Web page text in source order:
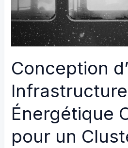
questions
avant
de
un
fournisseur
d’électricité
et
gaz
Conception
Infrastructure
Énergétique
pour un